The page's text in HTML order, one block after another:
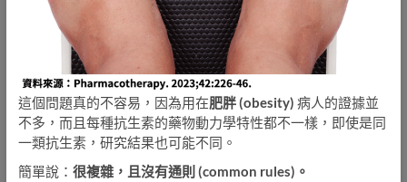
這個問題真的不容易，因為用在肥胖 (obesity) 病人的證據並
不多，而且每種抗生素的藥物動力學特性都不一樣，即使是同
一類抗生素，研究結果也可能不同。
簡單說： 很複雜，且沒有通則 (common rules)。